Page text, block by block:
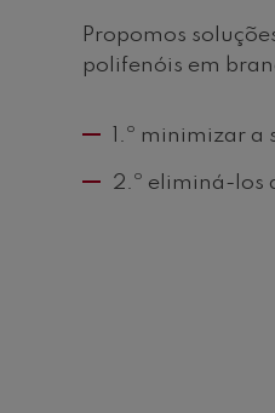
Propomos
polifenóis em
1.º minimizar a
2.º eliminá-los